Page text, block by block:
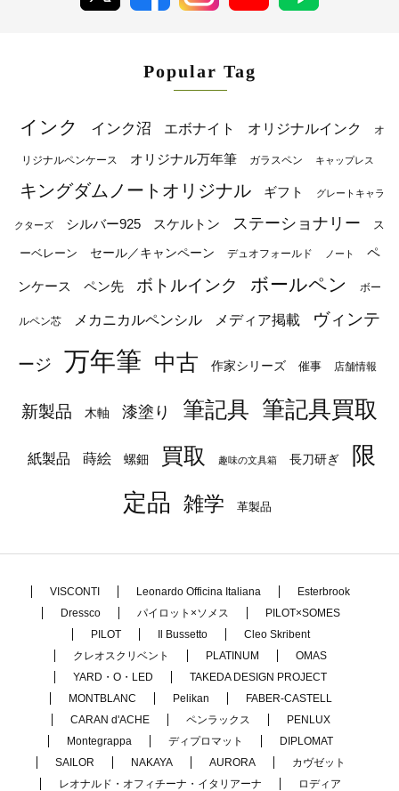
Popular Tag
インク インク沼 エボナイト オリジナルインク オ
リジナルペンケース オリジナル万年筆 ガラスペン キャップレス
キングダムノートオリジナル ギフト グレートキャラ
クターズ シルバー925 スケルトン ステーショナリー ス
ーベレーン セール／キャンペーン デュオフォールド ノート ペ
ンケース ペン先 ボトルインク ボールペン ボー
ルペン芯 メカニカルペンシル メディア掲載 ヴィンテ
ージ 万年筆 中古 作家シリーズ 催事 店舗情報
新製品 木軸 漆塗り 筆記具 筆記具買取
紙製品 蒔絵 螺鈿 買取 趣味の文具箱 長刀研ぎ
限
定品
雑学 革製品
VISCONTI Leonardo Officina Italiana
Esterbrook
Dressco
パイロット×ソメス
PILOT×SOMES
PILOT
Il Bussetto
Cleo Skribent
クレオスクリベント
PLATINUM
OMAS
YARD・O・LED
TAKEDA DESIGN PROJECT
MONTBLANC
Pelikan
FABER-CASTELL
CARAN d'ACHE
ペンラックス
PENLUX
Montegrappa
ディプロマット
DIPLOMAT
SAILOR
NAKAYA AURORA
カヴゼット
レオナルド・オフィチーナ・イタリアーナ
ロディア